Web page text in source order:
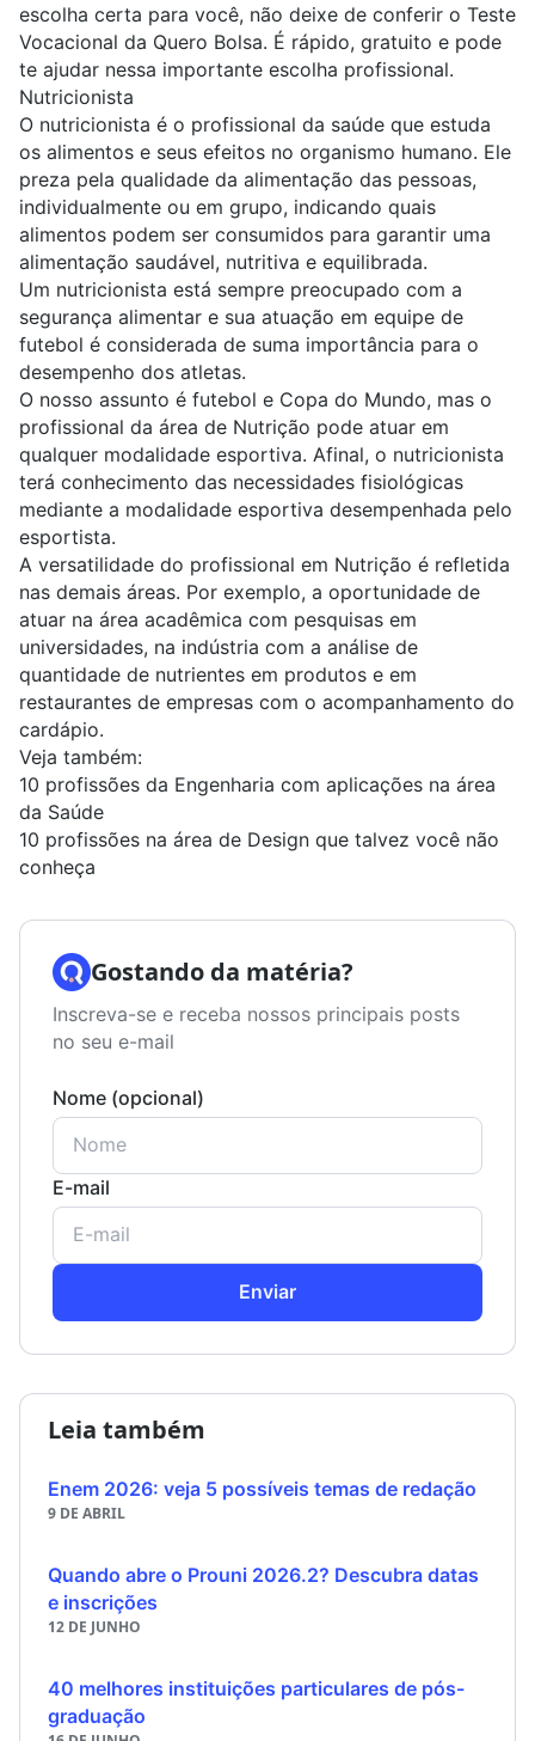
escolha certa para você, não deixe de conferir o Teste
Vocacional da Quero Bolsa. É rápido, gratuito e pode
te ajudar nessa importante escolha profissional.
Nutricionista
O nutricionista é o profissional da saúde que estuda
os alimentos e seus efeitos no organismo humano. Ele
preza pela qualidade da alimentação das pessoas,
individualmente ou em grupo, indicando quais
alimentos podem ser consumidos para garantir uma
alimentação saudável, nutritiva e equilibrada.
Um nutricionista está sempre preocupado com a
segurança alimentar e sua atuação em equipe de
futebol é considerada de suma importância para o
desempenho dos atletas.
O nosso assunto é futebol e Copa do Mundo, mas o
profissional da área de Nutrição pode atuar em
qualquer modalidade esportiva. Afinal, o nutricionista
terá conhecimento das necessidades fisiológicas
mediante a modalidade esportiva desempenhada pelo
esportista.
A versatilidade do profissional em Nutrição é refletida
nas demais áreas. Por exemplo, a oportunidade de
atuar na área acadêmica com pesquisas em
universidades, na indústria com a análise de
quantidade de nutrientes em produtos e em
restaurantes de empresas com o acompanhamento do
cardápio.
Veja também:
10 profissões da Engenharia com aplicações na área
da Saúde
10 profissões na área de Design que talvez você não
conheça
Gostando da matéria?
Inscreva-se e receba nossos principais posts
no seu e-mail
Nome (opcional)
E-mail
Enviar
Leia também
Enem 2026: veja 5 possíveis temas de redação
9 DE ABRIL
Quando abre o Prouni 2026.2? Descubra datas
e inscrições
12 DE JUNHO
40 melhores instituições particulares de pós-
graduação